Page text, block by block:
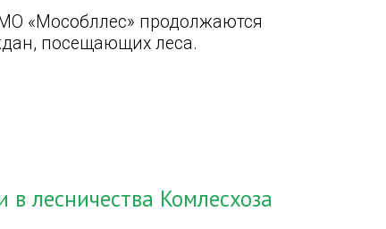
«Мособллес» продолжаются
посещающих леса.
лесничества Комлесхоза